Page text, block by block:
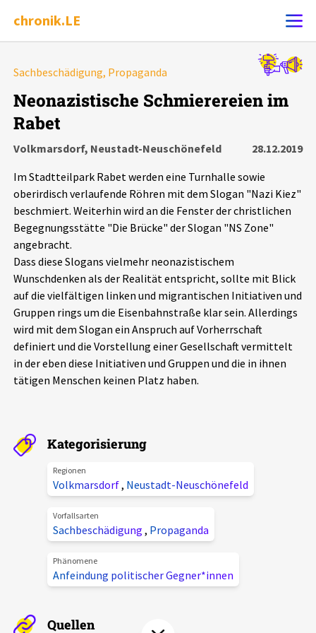
chronik.LE
Ereignis melden
Chronik
Leipziger Zustände
Schlaglichter
Phänomene
Aktuelles
Alle Beiträge
Podcasts
Über uns
Kontakt
Unterstützer_innen
Spenden
chronik.LE in der Presse
Sachbeschädigung, Propaganda
Neonazistische Schmierereien im
Rabet
Volkmarsdorf, Neustadt-Neuschönefeld
28.12.2019
Im Stadtteilpark Rabet werden eine Turnhalle sowie
oberirdisch verlaufende Röhren mit dem Slogan "Nazi Kiez"
beschmiert. Weiterhin wird an die Fenster der christlichen
Begegnungsstätte "Die Brücke" der Slogan "NS Zone"
angebracht.
Dass diese Slogans vielmehr neonazistischem
Wunschdenken als der Realität entspricht, sollte mit Blick
auf die vielfältigen linken und migrantischen Initiativen und
Gruppen rings um die Eisenbahnstraße klar sein. Allerdings
wird mit dem Slogan ein Anspruch auf Vorherrschaft
definiert und die Vorstellung einer Gesellschaft vermittelt
in der eben diese Initiativen und Gruppen und die in ihnen
tätigen Menschen keinen Platz haben.
Kategorisierung
Regionen
Volkmarsdorf, Neustadt-Neuschönefeld
Vorfallsarten
Sachbeschädigung , Propaganda
Phänomene
Anfeindung politischer Gegner*innen
Quellen
Alle Ereignisse
Ereignisse
Ereignisse